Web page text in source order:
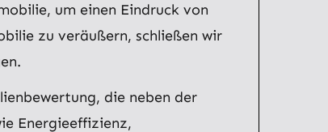
um einen Eindruck von
zu veräußern, schließen wir
die neben der
Energieeffizienz,